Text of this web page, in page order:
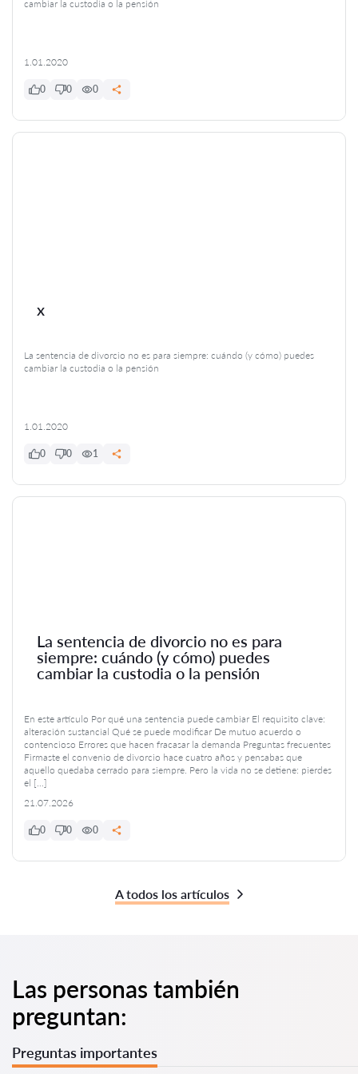
cambiar la custodia o la pensión
1.01.2020
0 0 0
x
La sentencia de divorcio no es para siempre: cuándo (y cómo) puedes
cambiar la custodia o la pensión
1.01.2020
0 0 1
La sentencia de divorcio no es para
siempre: cuándo (y cómo) puedes
cambiar la custodia o la pensión
En este artículo Por qué una sentencia puede cambiar El requisito clave:
alteración sustancial Qué se puede modificar De mutuo acuerdo o
contencioso Errores que hacen fracasar la demanda Preguntas frecuentes
Firmaste el convenio de divorcio hace cuatro años y pensabas que
aquello quedaba cerrado para siempre. Pero la vida no se detiene: pierdes
el […]
21.07.2026
0 0 0
A todos los artículos
Las personas también
preguntan:
Preguntas importantes